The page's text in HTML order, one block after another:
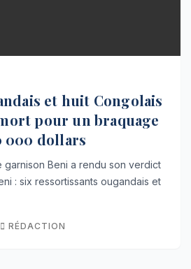
et huit Congolais
pour un braquage
000 dollars
garnison Beni a rendu son verdict
: six ressortissants ougandais et
RÉDACTION